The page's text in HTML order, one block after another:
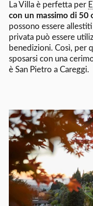
La Villa è perfetta per
con un massimo di 50
possono essere
privata può essere
benedizioni. Così, per
sposarsi con una
è San Pietro a Careggi.